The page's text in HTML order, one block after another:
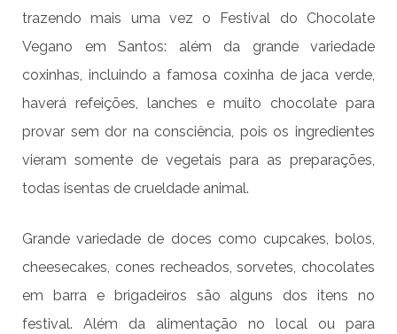
trazendo mais uma vez o Festival do Chocolate
Vegano em Santos: além da grande variedade
coxinhas, incluindo a famosa coxinha de jaca verde,
haverá refeições, lanches e muito chocolate para
provar sem dor na consciência, pois os ingredientes
vieram somente de vegetais para as preparações,
todas isentas de crueldade animal.
Grande variedade de doces como cupcakes, bolos,
cheesecakes, cones recheados, sorvetes, chocolates
em barra e brigadeiros são alguns dos itens no
festival. Além da alimentação no local ou para